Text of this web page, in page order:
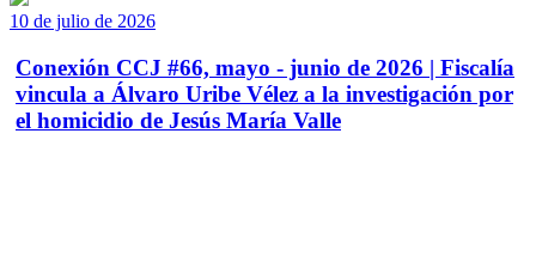
10 de julio de 2026
Conexión CCJ #66, mayo - junio de 2026 | Fiscalía
vincula a Álvaro Uribe Vélez a la investigación por
el homicidio de Jesús María Valle